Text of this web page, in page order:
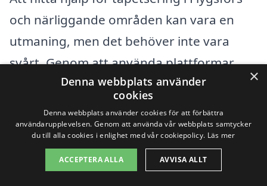
och närliggande områden kan vara en
utmaning, men det behöver inte vara
svårt. Genom att använda plattformar
som tapetsering-pris.se kan du enkelt få
tapetseringstjänster i ditt närområde.
Oavsett om du har en specifik stil i åtanke
eller behöver rådgivning, finns det många
×
Denna webbplats använder
cookies
Denna webbplats använder cookies för att förbättra
användarupplevelsen. Genom att använda vår webbplats samtycker
du till alla cookies i enlighet med vår cookiepolicy. Läs mer
ACCEPTERA ALLA AVVISA ALLT